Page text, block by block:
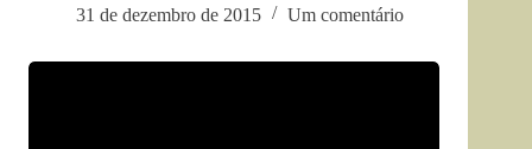
31 de dezembro de 2015
Um comentário